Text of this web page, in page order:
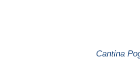
Cantina